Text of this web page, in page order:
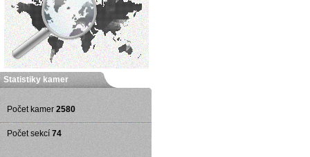
Statistiky kamer
Počet kamer 2580
Počet sekcí 74